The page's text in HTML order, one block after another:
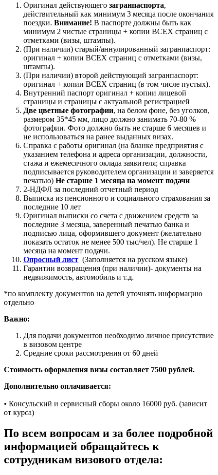
Оригинал действующего загранпаспорта,
действительный как минимум 3 месяца после окончания
поездки. Внимание! В паспорте должны быть как
минимум 2 чистые страницы + копии ВСЕХ страниц с
отметками (визы, штампы).
(При наличии) старый/аннулированный загранпаспорт:
оригинал + копии ВСЕХ страниц с отметками (визы,
штампы).
(При наличии) второй действующий загранпаспорт:
оригинал + копии ВСЕХ страниц (в том числе пустых).
Внутренний паспорт оригинал + копии лицевой
страницы и страницы с актуальной регистрацией
Две цветные фотографии, на белом фоне, без уголков,
размером 35*45 мм, лицо должно занимать 70-80 %
фотографии. Фото должно быть не старше 6 месяцев и
не использоваться на ранее выданных визах.
Справка с работы оригинал (на бланке предприятия с
указанием телефона и адреса организации, должности,
стажа и ежемесячного оклада заявителя; справка
подписывается руководителем организации и заверяется
печатью) Не старше 1 месяца на момент подачи
2-НДФЛ за последний отчетный период
Выписка из пенсионного и социального страхования за
последние 10 лет
Оригинал выписки со счета с движением средств за
последние 3 месяца, заверенный печатью банка и
подписью лица, оформившего документ (желательно
показать остаток не менее 500 тыс/чел). Не старше 1
месяца на момент подачи.
Опросный лист (Заполняется на русском языке)
Гарантии возвращения (при наличии)- документы на
недвижимость, автомобиль и т.д.
*по комплекту документов на детей уточнять информацию
отдельно
Важно:
Для подачи документов необходимо личное присутствие
в визовом центре
Средние сроки рассмотрения от 60 дней
Стоимость оформления визы составляет 7500 рублей.
Дополнительно оплачивается:
• Консульский и сервисный сборы около 16000 руб. (зависит
от курса)
По всем вопросам и за более подробной
информацией обращайтесь к
сотрудникам визового отдела: